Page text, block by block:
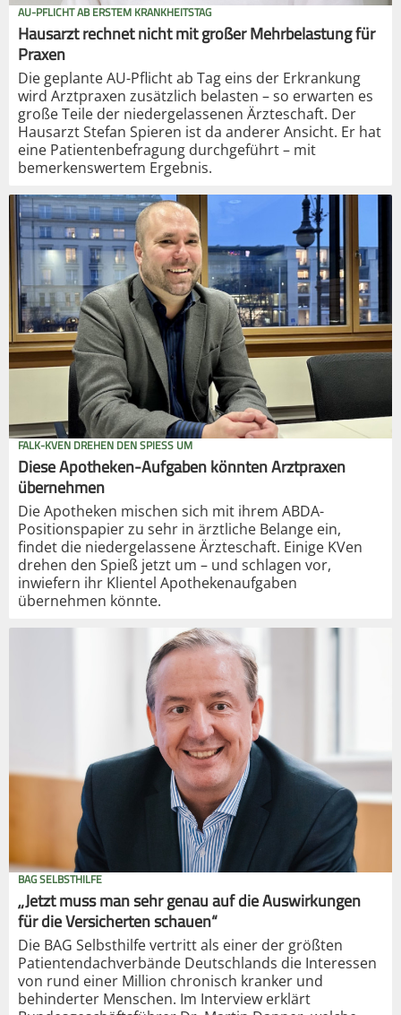
AU-PFLICHT AB ERSTEM KRANKHEITSTAG
Hausarzt rechnet nicht mit großer Mehrbelastung für
Praxen
Die geplante AU-Pflicht ab Tag eins der Erkrankung
wird Arztpraxen zusätzlich belasten – so erwarten es
große Teile der niedergelassenen Ärzteschaft. Der
Hausarzt Stefan Spieren ist da anderer Ansicht. Er hat
eine Patientenbefragung durchgeführt – mit
bemerkenswertem Ergebnis.
FALK-KVEN DREHEN DEN SPIESS UM
Diese Apotheken-Aufgaben könnten Arztpraxen
übernehmen
Die Apotheken mischen sich mit ihrem ABDA-
Positionspapier zu sehr in ärztliche Belange ein,
findet die niedergelassene Ärzteschaft. Einige KVen
drehen den Spieß jetzt um – und schlagen vor,
inwiefern ihr Klientel Apothekenaufgaben
übernehmen könnte.
BAG SELBSTHILFE
„Jetzt muss man sehr genau auf die Auswirkungen
für die Versicherten schauen“
Die BAG Selbsthilfe vertritt als einer der größten
Patientendachverbände Deutschlands die Interessen
von rund einer Million chronisch kranker und
behinderter Menschen. Im Interview erklärt